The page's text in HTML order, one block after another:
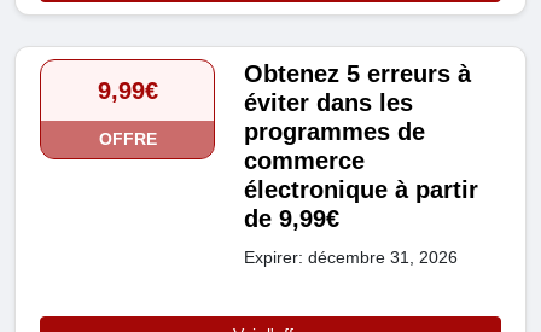
9,99€
OFFRE
Obtenez 5 erreurs à
éviter dans les
programmes de
commerce
électronique à partir
de 9,99€
Expirer: décembre 31, 2026